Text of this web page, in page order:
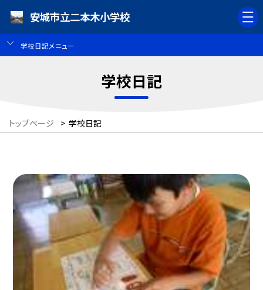
安城市立二本木小学校
学校日記メニュー
学校日記
トップページ > 学校日記